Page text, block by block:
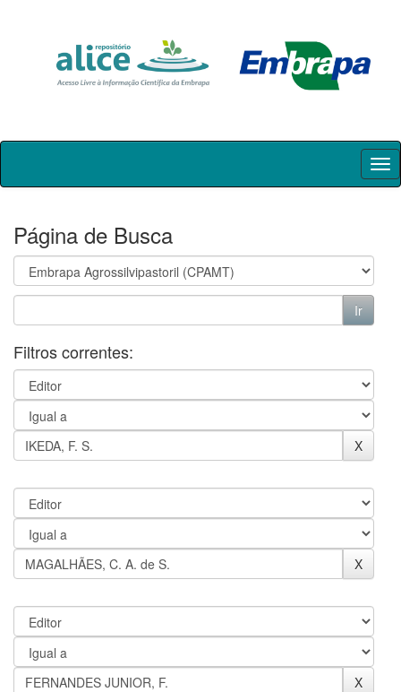
Skip
Página de Busca
Filtros correntes: